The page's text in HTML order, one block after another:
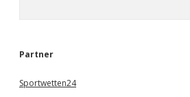
e
Partner
Sportwetten24